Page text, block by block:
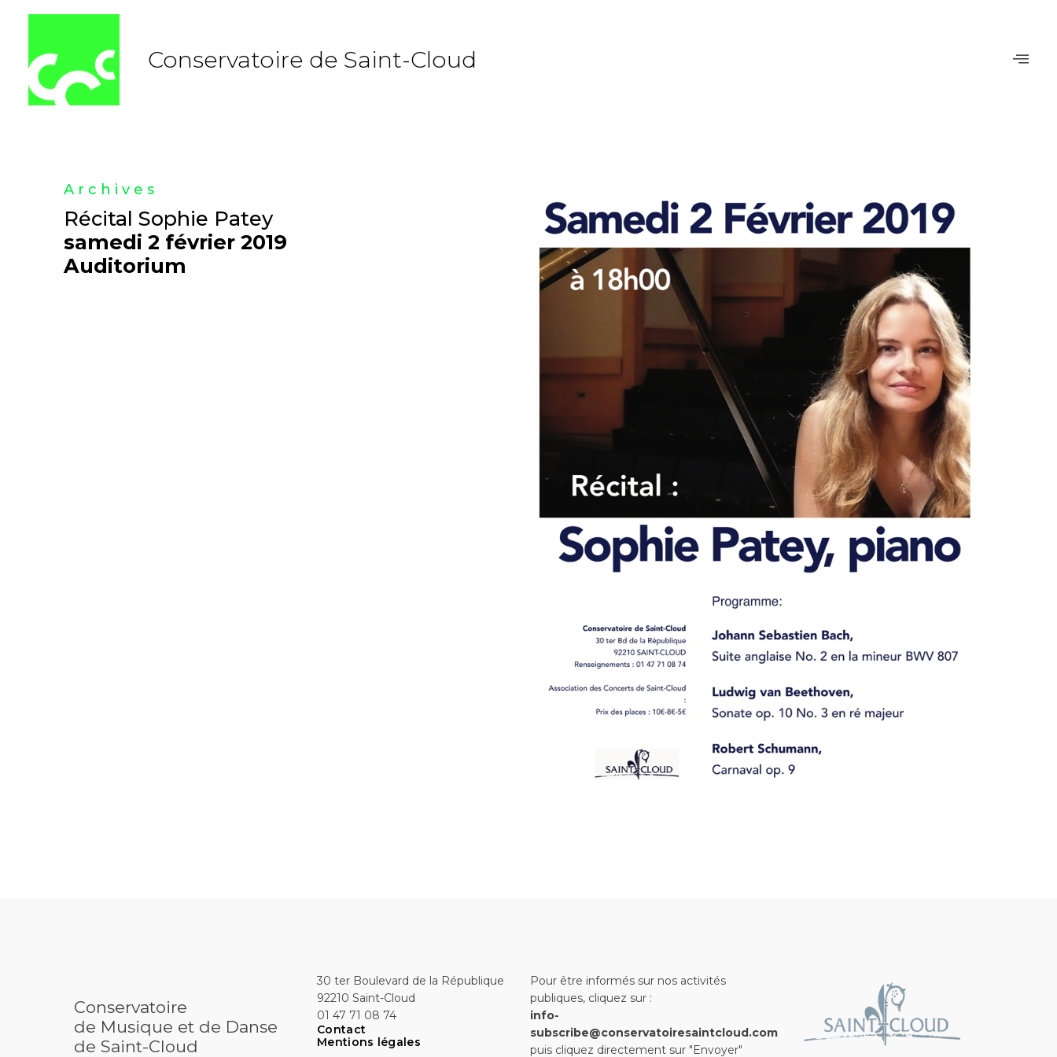
Conservatoire de Saint-Cloud
Archives
Récital Sophie Patey
samedi 2 février 2019
Auditorium
Conservatoire
de Musique et de Danse
de Saint-Cloud
30 ter Boulevard de la République
92210 Saint-Cloud
01 47 71 08 74
Contact
Mentions légales
Pour être informés sur nos activités
publiques, cliquez sur :
info-
subscribe@conservatoiresaintcloud.com
puis cliquez directement sur "Envoyer"